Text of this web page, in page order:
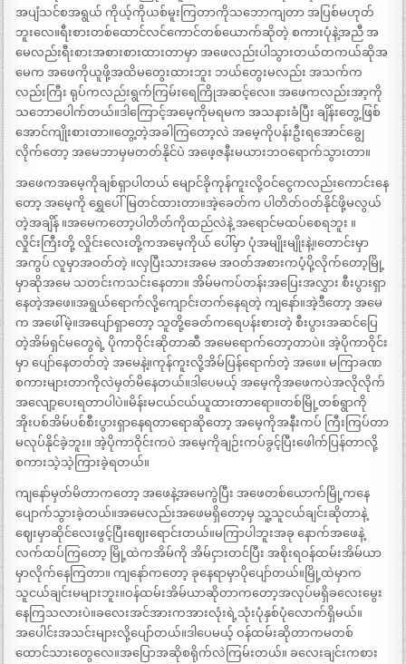
အပျံသင်စအရွယ် ကိုယ့်ကိုယစ်မူးကြတာကိုသဘောကျတာ အပြစ်မဟုတ်
ဘူးလေ။ရီးစားတစ်ထောင်လင်ကောင်တစ်ယောက်ဆိုတဲ့ စကားပုံနဲ့အညီ အ
မေလည်းရီးစားအစားစားထားတာမှာ အဖေလည်းပါသွားတယ်တကယ်ဆိုအ
မေက အဖေကိုယူဖို့အထိမတွေးထားဘူး ဘယ်တွေးမလည်း အသက်က
လည်းကြီး ရုပ်ကလည်းရွက်ကြမ်းရေကြိုအဆင့်လေ။ အဖေကလည်းအာ့ကို
သဘောပေါက်တယ်။ဒါကြောင့်အမေ့ကိုမရမက အသနားခံပြီး ချိန်းတွေ့ဖြစ်
အောင်ကျိုးစားတာ။တွေ့တဲ့အခါကြတော့လဲ အမေ့ကိုပန်းဦးရအောင်ချွေ
လိုက်တော့ အမေဘာမှမတတ်နိုင်ပဲ အဖေ့ဇနီးမယားဘဝရောက်သွားတာ။
အဖေကအမေ့ကိုချစ်ရှာပါတယ် မျောင်ခိုကုန်ကူးလို့ဝင်ငွေကလည်းကောင်းနေ
တော့ အမေ့ကို ရွှေပေါ်မြတင်ထားတာ။အဲ့ခေတ်က ပါတိတ်ဝတ်နိုင်ဖို့မလွယ်
တဲ့အချိန် ။အမေကတော့ပါတိတ်ကိုထည်လဲနဲ့ အရောင်မထပ်စေရဘူး ။
လှိုင်းကြီးတို့ လှိုင်းလေးတို့ကအမေ့ကိုယ် ပေါ်မှာ ပုံအမျိုးမျိုးနဲ့။တောင်းမှာ
အကွပ် လူမှာအဝတ်တဲ့ ။လှပြီးသားအမေ အဝတ်အစားကပံ့ပို့လိုက်တော့မြို့
မှာဆိုအမေ သတင်းကသင်းနေတာ။ အိမ်မကပ်တန်းအပြေးအလွှား စီးပွားရှာ
နေတဲ့အဖေ။အရွယ်ရောက်လို့ကျောင်းတက်နေရတဲ့ ကျနော်။အဲ့ဒီတော့ အမေ
က အဖေါ်မဲ့။အပျော်ရှာတော့ သူတို့ခေတ်ကရေပန်းစားတဲ့ စီးပွားအဆင်ပြေ
တဲ့အိမ်ရှင်မတွေရဲ့ ပိုကာဝိုင်းဆိုတာဆီ အမေရောက်တော့တာပဲ။ အဲ့ပိုကာဝိုင်း
မှာ ပျော်နေတတ်တဲ့ အမေနဲ့။ကုန်ကူးလို့အိမ်ပြန်ရောက်တဲ့ အဖေ။ မကြာခဏ
စကားများတာကိုလဲမှတ်မိနေတယ်။ဒါပေမယ့် အမေ့ကိုအဖေကပဲအလိုလိုက်
အလျော့ပေးရတာပါပဲ။မိန်းမငယ်ငယ်ယူထားတာရော။တစ်မြို့တစ်ရွာကို
အိုးပစ်အိမ်ပစ်စီးပွားရှာနေရတာရောဆိုတော့ အမေ့ကိုအနီးကပ် ကြီးကြပ်တာ
မလုပ်နိုင်ခဲ့ဘူး။ အဲ့ပိုကာဝိုင်းကပဲ အမေ့ကိုချဉ်းကပ်ခွင့်ပြီးဖေါက်ပြန်တာလို့
စကားသဲ့သဲ့ကြားခဲ့ရတယ်။
ကျနော်မှတ်မိတာကတော့ အဖေနဲ့အမေကွဲပြီး အဖေတစ်ယောက်မြို့ကနေ
ပျောက်သွားခဲ့တယ်။အမေလည်းအဖေမရှိတော့မှ သူ့သူငယ်ချင်းဆိုတာနဲ့
ဈေးမှာဆိုင်လေးဖွင့်ပြီးဈေးရောင်းတယ်။မကြာပါဘူးအခု နောက်အဖေနဲ့
လက်ထပ်ကြတော့ မြို့ထဲကအိမ်ကို အိမ်ငှားတင်ပြီး အစိုးရဝန်ထမ်းအိမ်ယာ
မှာလိုက်နေကြတာ။ ကျနော်ကတော့ ခုနေရာမှာပိုပျော်တယ်။မြို့ထဲမှာက
သူငယ်ချင်းမများဘူး။ဝန်ထမ်းအိမ်ယာဆိုတာကတော့အလုပ်မရှိခလေးမွေး
နေကြသလားပဲ။ခလေးအင်အားကအားလုံးရဲ့သုံးပုံနှစ်ပုံလောက်ရှိမယ်။
အပေါင်းအသင်းများလို့ပျော်တယ်။ဒါပေမယ့် ဝန်ထမ်းဆိုတာကမတစ်
ထောင်သားတွေလေ။အပြောအဆိုစရိုက်လဲကြမ်းတယ်။ ခလေးချင်းကစား